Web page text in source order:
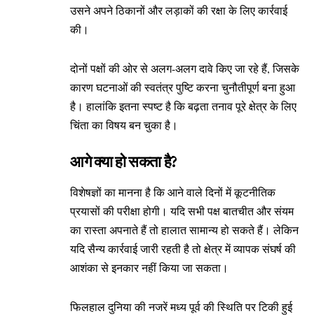
उसने अपने ठिकानों और लड़ाकों की रक्षा के लिए कार्रवाई
की।
दोनों पक्षों की ओर से अलग-अलग दावे किए जा रहे हैं, जिसके
कारण घटनाओं की स्वतंत्र पुष्टि करना चुनौतीपूर्ण बना हुआ
है। हालांकि इतना स्पष्ट है कि बढ़ता तनाव पूरे क्षेत्र के लिए
चिंता का विषय बन चुका है।
आगे क्या हो सकता है?
विशेषज्ञों का मानना है कि आने वाले दिनों में कूटनीतिक
प्रयासों की परीक्षा होगी। यदि सभी पक्ष बातचीत और संयम
का रास्ता अपनाते हैं तो हालात सामान्य हो सकते हैं। लेकिन
यदि सैन्य कार्रवाई जारी रहती है तो क्षेत्र में व्यापक संघर्ष की
आशंका से इनकार नहीं किया जा सकता।
फिलहाल दुनिया की नजरें मध्य पूर्व की स्थिति पर टिकी हुई